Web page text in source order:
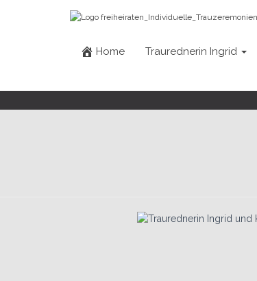
+49 (0) 176 34650343
Home Traurednerin Ingrid